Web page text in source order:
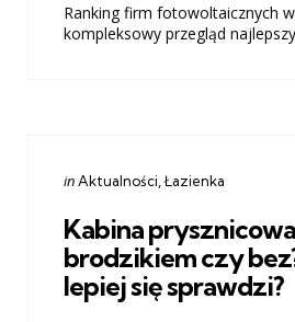
Ranking firm fotowoltaicznych
kompleksowy przegląd
Categories
Posted
inAktualności Łazienka
Kabina
brodzikiem czy
lepiej się sprawdzi?